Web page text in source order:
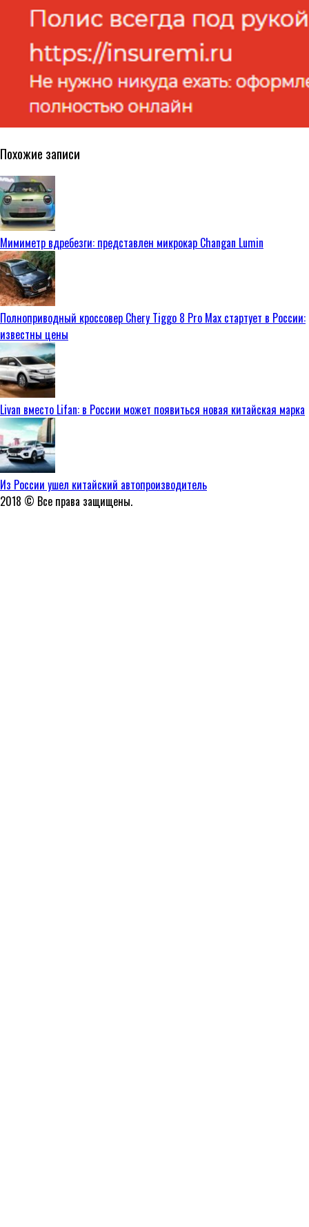
Похожие записи
Мимиметр вдребезги: представлен микрокар Changan Lumin
Полноприводный кроссовер Chery Tiggo 8 Pro Max стартует в России:
известны цены
Livan вместо Lifan: в России может появиться новая китайская марка
Из России ушел китайский автопроизводитель
2018 © Все права защищены.